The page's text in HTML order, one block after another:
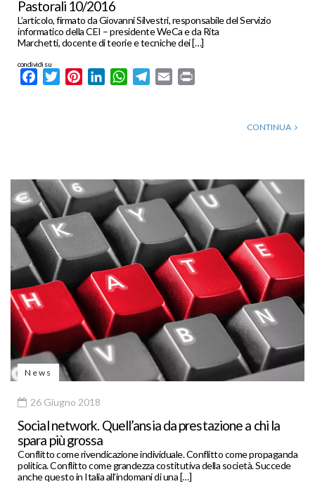
Pastorali 10/2016
L’articolo, firmato da Giovanni Silvestri, responsabile del Servizio
informatico della CEI – presidente WeCa e da Rita
Marchetti, docente di teorie e tecniche dei […]
condividi su
FacebookTwitterPinterestLinkedInWhatsApp
Telegram
Email
CONTINUA
News
26 Giugno 2018
Social network. Quell’ansia da prestazione a chi la
spara più grossa
Conflitto come rivendicazione individuale. Conflitto come propaganda
politica. Conflitto come grandezza costitutiva della società. Succede
anche questo in Italia all’indomani di una […]